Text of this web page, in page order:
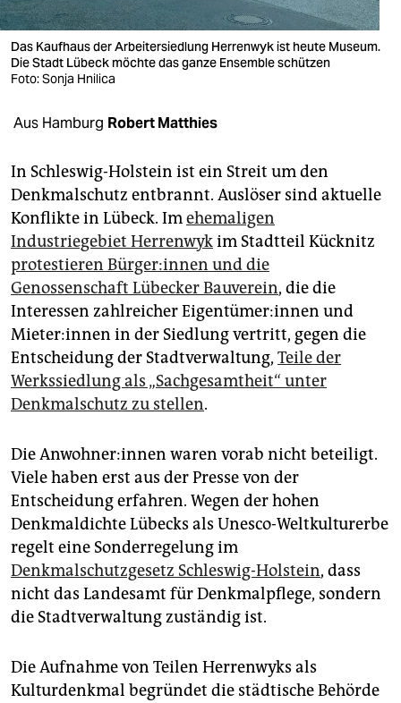
shop
fragen & hilfe
unterstützen
abo
epaper login
Das Kaufhaus der Arbeitersiedlung Herrenwyk ist heute Museum.
Die Stadt Lübeck möchte das ganze Ensemble schützen
Foto: Sonja Hnilica
Aus Hamburg Robert Matthies
In Schleswig-Holstein ist ein Streit um den
Denkmalschutz entbrannt. Auslöser sind aktuelle
Konflikte in Lübeck. Imehemaligen
Industriegebiet Herrenwykim Stadtteil Kücknitz
protestieren Bür­ge­r:in­nen und die
Genossenschaft Lübecker Bauverein, die die
Interessen zahlreicher Ei­gen­tü­me­r:in­nen und
Mie­te­r:in­nen in der Siedlung vertritt, gegen die
Entscheidung der Stadtverwaltung, Teile der
Werkssiedlung als „Sachgesamtheit“ unter
Denkmalschutz zu stellen.
Die An­woh­ne­r:in­nen waren vorab nicht beteiligt.
Viele haben erst aus der Presse von der
Entscheidung erfahren. Wegen der hohen
Denkmaldichte Lübecks als Unesco-Weltkulturerbe
regelt eine Sonderregelung im
Denkmalschutzgesetz Schleswig-Holstein, dass
nicht das Landesamt für Denkmalpflege, sondern
die Stadtverwaltung zuständig ist.
Die Aufnahme von Teilen Herrenwyks als
Kulturdenkmal begründet die städtische Behörde